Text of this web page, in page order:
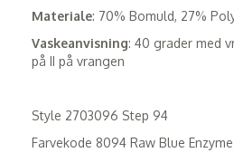
Materiale: 70% Bomuld, 27%
Vaskeanvisning: 40 grader med
på II på vrangen
Style 2703096 Step 94
Farvekode 8094 Raw Blue